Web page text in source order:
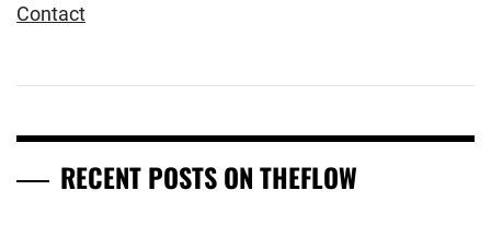
Contact
RECENT POSTS ON THEFLOW